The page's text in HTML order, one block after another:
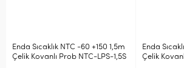
-60 +150 1,5m
NTC-LPS-1,5S
Enda Sıcaklık NTC -60 +150 1,5m
Çelik Kovanlı Prob NTC-APS-1,5S